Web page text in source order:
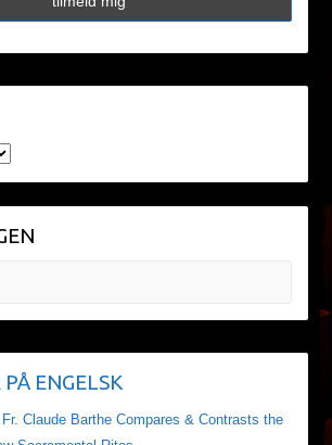
ENGELSK
Fr. Claude Barthe Compares & Contrasts the